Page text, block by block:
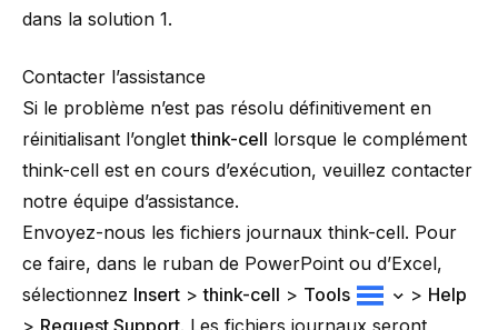
dans la solution 1.
Contacter l’assistance
Si le problème n’est pas résolu définitivement en
réinitialisant l’ongletthink-cell lorsque le complément
think-cell est en cours d’exécution, veuillez contacter
notre équipe d’assistance.
Envoyez-nous les fichiers journaux think-cell. Pour
ce faire, dans le ruban de PowerPoint ou d’Excel,
sélectionnez Insert >think-cell > Tools > Help
> Request Support. Les fichiers journaux seront